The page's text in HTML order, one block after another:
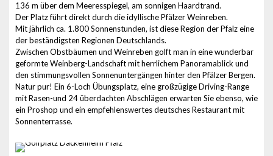
136 m über dem Meeresspiegel, am sonnigen Haardtrand.
Der Platz führt direkt durch die idyllische Pfälzer Weinreben.
Mit jährlich ca. 1.800 Sonnenstunden, ist diese Region der Pfalz eine
der beständigsten Regionen Deutschlands.
Zwischen Obstbäumen und Weinreben golft man in eine wunderbar
geformte Weinberg-Landschaft mit herrlichem Panoramablick und
den stimmungsvollen Sonnenuntergängen hinter den Pfälzer Bergen.
Natur pur! Ein 6-Loch Übungsplatz, eine großzügige Driving-Range
mit Rasen-und 24 überdachten Abschlägen erwarten Sie ebenso, wie
ein Proshop und ein empfehlenswertes deutsches Restaurant mit
Sonnenterrasse.